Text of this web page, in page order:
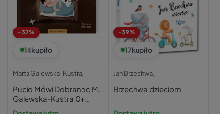
-32%
14kupiło
Marta Galewska-Kustra,
Pucio Mówi Dobranoc M.
Galewska-Kustra 0+
Nasza Księgarnia
-39%
17kupiło
Jan Brzechwa,
Brzechwa dzieciom